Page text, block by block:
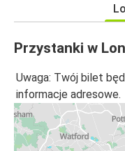
Przystanki w
Uwaga: Twój bilet
informacje adresowe.